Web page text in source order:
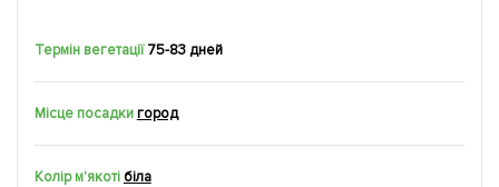
Термін вегетації 75-83 дней
Місце посадки город
Колір м'якоті біла